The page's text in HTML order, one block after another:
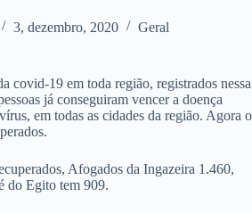
3, dezembro, 2020 Geral
covid-19 em toda região, registrados nessa
já conseguiram vencer a doença
em todas as cidades da região. Agora o
Afogados da Ingazeira 1.460,
do Egito tem 909.